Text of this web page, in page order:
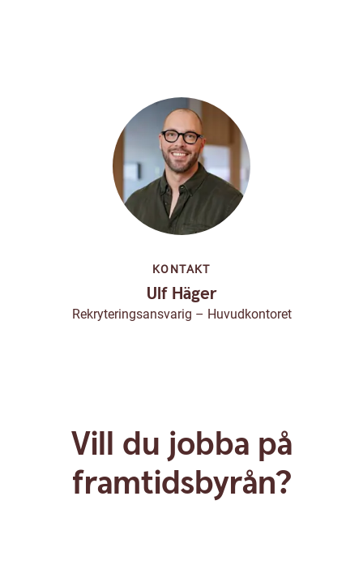
KONTAKT
Ulf Häger
Rekryteringsansvarig – Huvudkontoret
Vill du jobba på
framtidsbyrån?